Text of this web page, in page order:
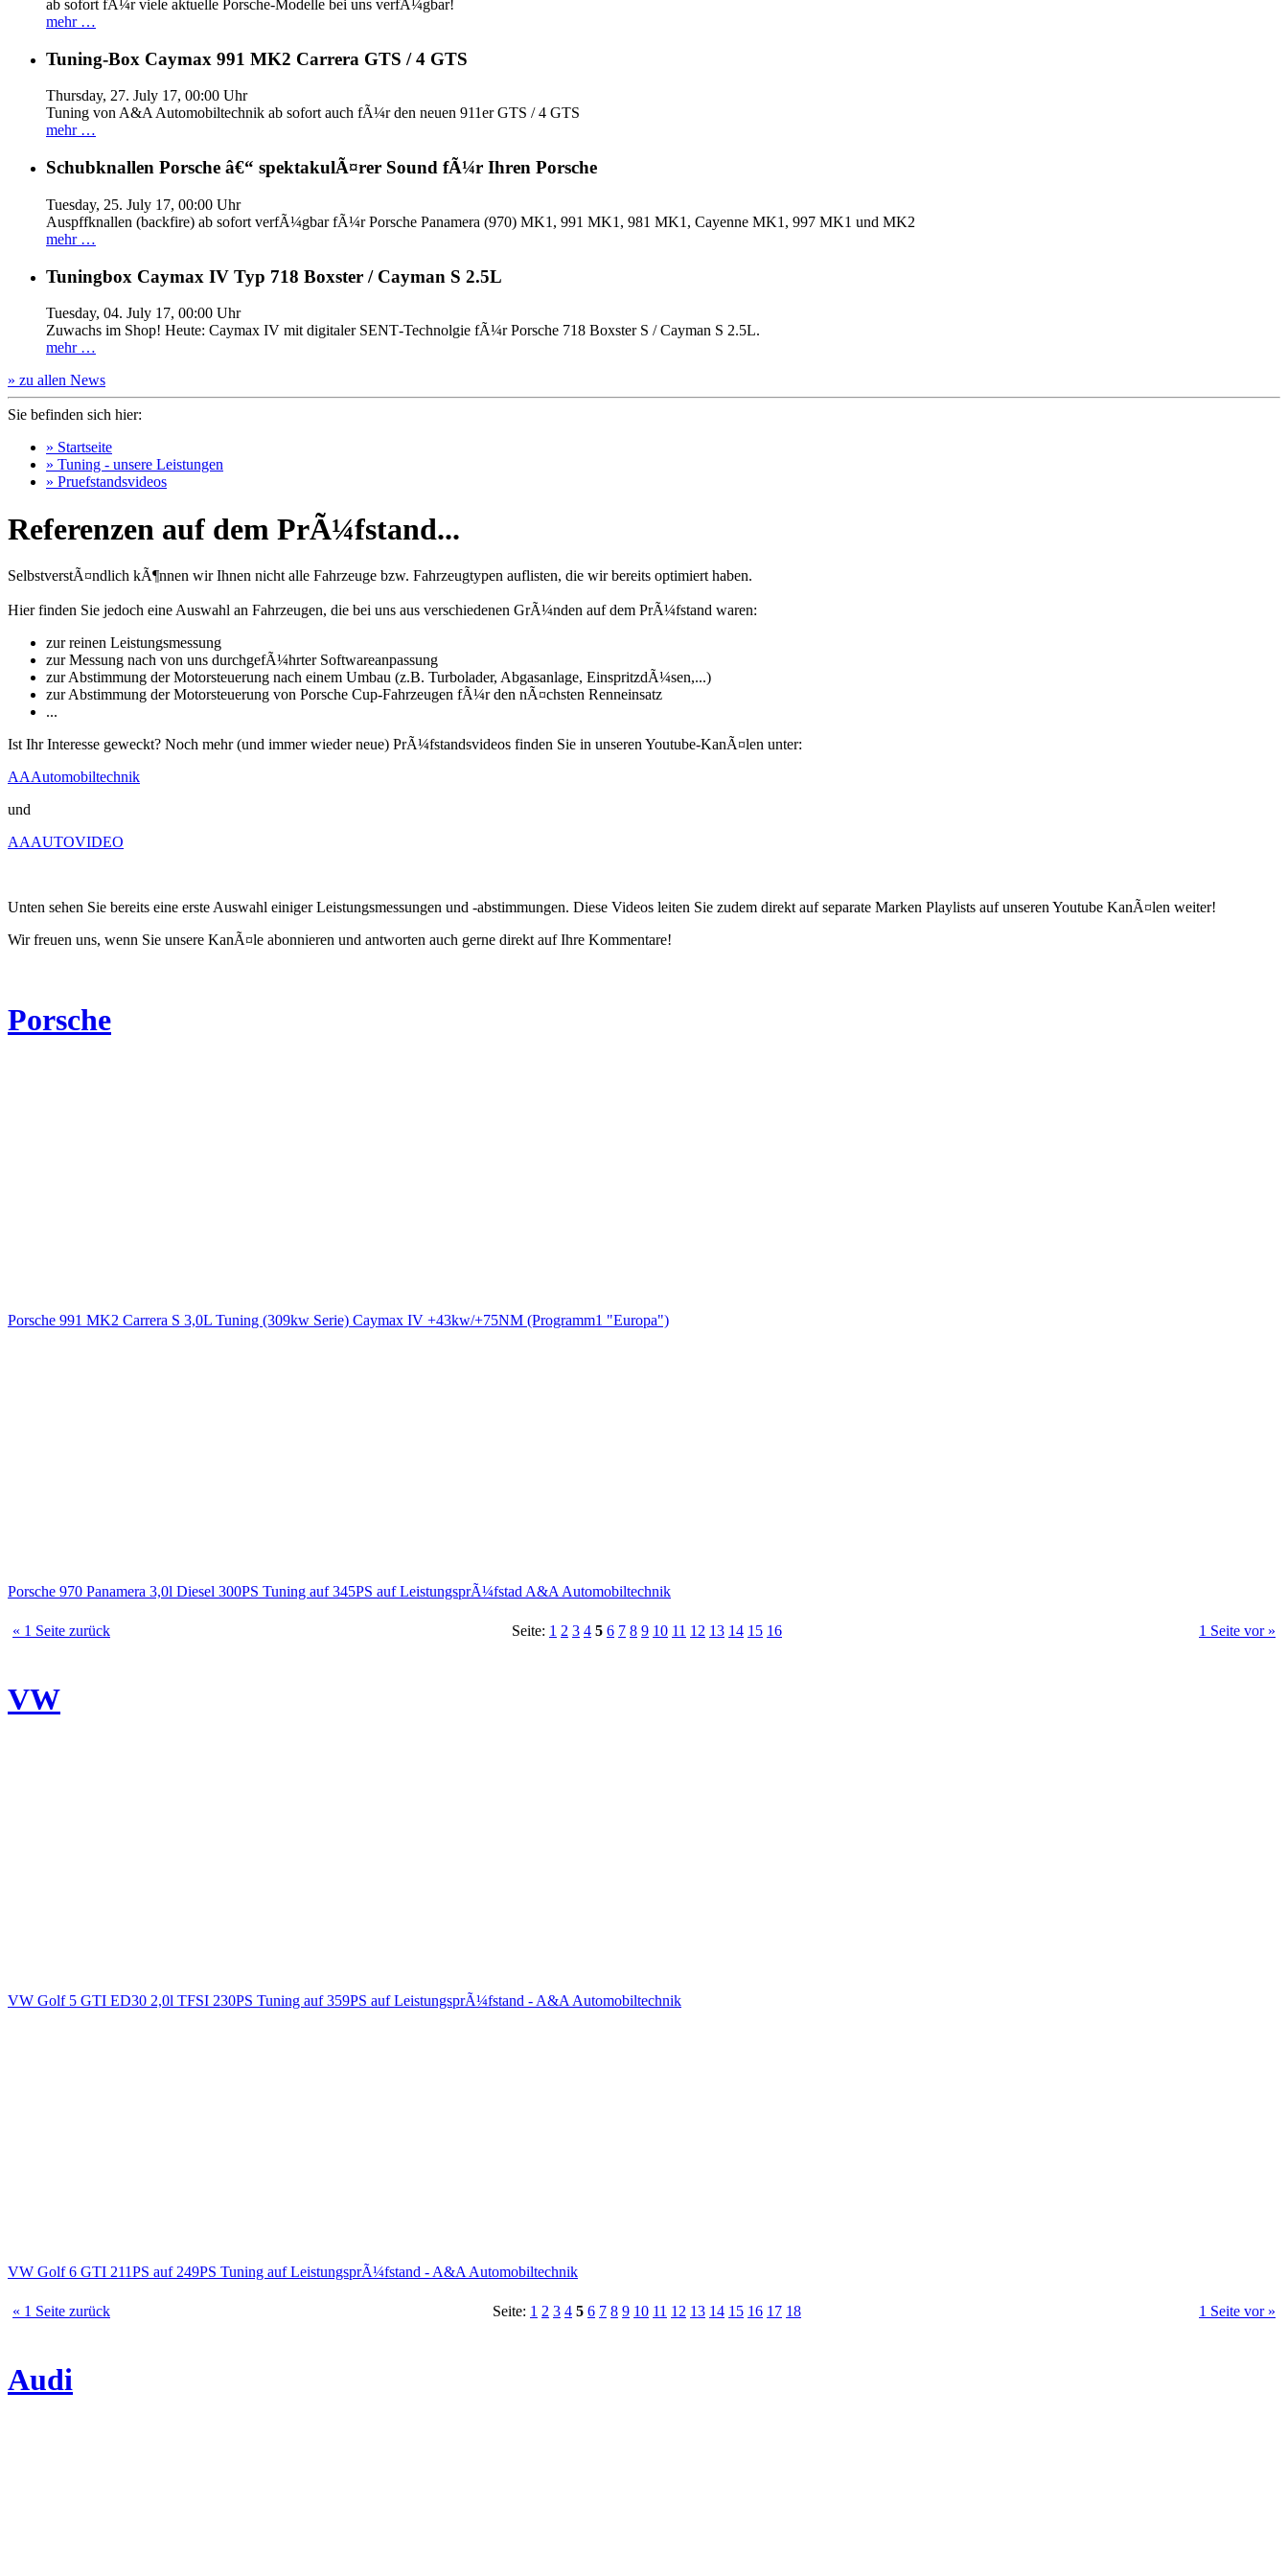
ab sofort fÃ¼r viele aktuelle Porsche-Modelle bei uns verfÃ¼gbar!
mehr …
Tuning-Box Caymax 991 MK2 Carrera GTS / 4 GTS
Thursday, 27. July 17, 00:00 Uhr
Tuning von A&A Automobiltechnik ab sofort auch fÃ¼r den neuen 911er GTS / 4 GTS
mehr …
Schubknallen Porsche â€“ spektakulÃ¤rer Sound fÃ¼r Ihren Porsche
Tuesday, 25. July 17, 00:00 Uhr
Auspffknallen (backfire) ab sofort verfÃ¼gbar fÃ¼r Porsche Panamera (970) MK1, 991 MK1, 981 MK1, Cayenne MK1, 997 MK1 und MK2
mehr …
Tuningbox Caymax IV Typ 718 Boxster / Cayman S 2.5L
Tuesday, 04. July 17, 00:00 Uhr
Zuwachs im Shop! Heute: Caymax IV mit digitaler SENT‐Technolgie fÃ¼r Porsche 718 Boxster S / Cayman S 2.5L.
mehr …
» zu allen News
Sie befinden sich hier:
» Startseite
» Tuning - unsere Leistungen
» Pruefstandsvideos
Referenzen auf dem PrÃ¼fstand...
SelbstverstÃ¤ndlich kÃ¶nnen wir Ihnen nicht alle Fahrzeuge bzw. Fahrzeugtypen auflisten, die wir bereits optimiert haben.
Hier finden Sie jedoch eine Auswahl an Fahrzeugen, die bei uns aus verschiedenen GrÃ¼nden auf dem PrÃ¼fstand waren:
zur reinen Leistungsmessung
zur Messung nach von uns durchgefÃ¼hrter Softwareanpassung
zur Abstimmung der Motorsteuerung nach einem Umbau (z.B. Turbolader, Abgasanlage, EinspritzdÃ¼sen,...)
zur Abstimmung der Motorsteuerung von Porsche Cup-Fahrzeugen fÃ¼r den nÃ¤chsten Renneinsatz
...
Ist Ihr Interesse geweckt? Noch mehr (und immer wieder neue) PrÃ¼fstandsvideos finden Sie in unseren Youtube-KanÃ¤len unter:
AAAutomobiltechnik
und
AAAUTOVIDEO
Unten sehen Sie bereits eine erste Auswahl einiger Leistungsmessungen und -abstimmungen. Diese Videos leiten Sie zudem direkt auf separate Marken Playlists auf unseren Youtube KanÃ¤len weiter!
Wir freuen uns, wenn Sie unsere KanÃ¤le abonnieren und antworten auch gerne direkt auf Ihre Kommentare!
Porsche
Porsche 991 MK2 Carrera S 3,0L Tuning (309kw Serie) Caymax IV +43kw/+75NM (Programm1 "Europa")
Porsche 970 Panamera 3,0l Diesel 300PS Tuning auf 345PS auf LeistungsprÃ¼fstad A&A Automobiltechnik
« 1 Seite zurück Seite: 1 2 3 4 5 6 7 8 9 10 11 12 13 14 15 16 1 Seite vor »
VW
VW Golf 5 GTI ED30 2,0l TFSI 230PS Tuning auf 359PS auf LeistungsprÃ¼fstand - A&A Automobiltechnik
VW Golf 6 GTI 211PS auf 249PS Tuning auf LeistungsprÃ¼fstand - A&A Automobiltechnik
« 1 Seite zurück Seite: 1 2 3 4 5 6 7 8 9 10 11 12 13 14 15 16 17 18 1 Seite vor »
Audi